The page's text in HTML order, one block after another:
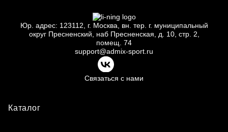
Юр. адрес: 123112, г. Москва, вн. тер. г. муниципальный
округ Пресненский, наб Пресненская, д.
10, стр. 2,
помещ. 74
support@admix-sport.ru
Связаться с нами
Каталог